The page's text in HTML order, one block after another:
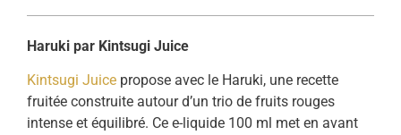
Haruki par Kintsugi Juice
Kintsugi Juice propose avec le Haruki, une recette
fruitée construite autour d’un trio de fruits rouges
intense et équilibré. Ce e-liquide 100 ml met en avant